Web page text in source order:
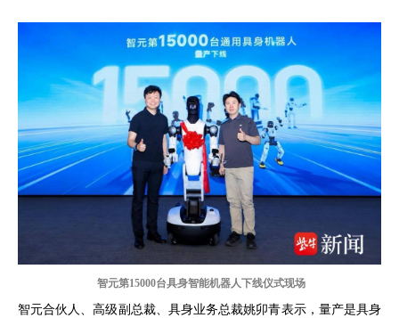
智元第15000台具身智能机器人下线仪式现场
智元合伙人、高级副总裁、具身业务总裁姚卯青表示，量产是具身